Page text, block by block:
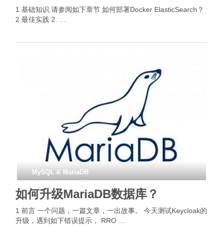
1 基础知识 请参阅如下章节 如何部署Docker ElasticSearch？
2 最佳实践 2. …
MySQL & MariaDB
如何升级MariaDB数据库？
1 前言 一个问题，一篇文章，一出故事。 今天测试Keycloak的
升级，遇到如下错误提示， RRO …